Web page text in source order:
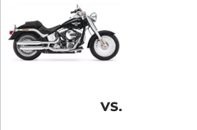
VS.